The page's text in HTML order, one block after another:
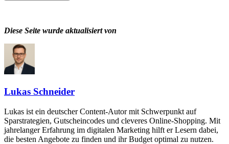
Diese Seite wurde aktualisiert von
Lukas Schneider
Lukas ist ein deutscher Content-Autor mit Schwerpunkt auf
Sparstrategien, Gutscheincodes und cleveres Online-Shopping. Mit
jahrelanger Erfahrung im digitalen Marketing hilft er Lesern dabei,
die besten Angebote zu finden und ihr Budget optimal zu nutzen.